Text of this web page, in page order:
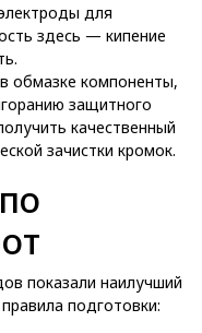
для
здесь — кипение
обмазке компоненты,
защитного
качественный
зачистки кромок.
показали наилучший
подготовки: